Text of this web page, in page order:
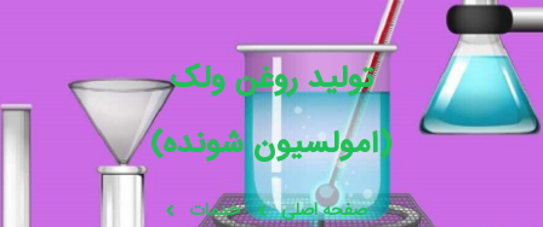
تولید روغن ولک
(امولسیون شونده)
صفحه اصلی
خدمات